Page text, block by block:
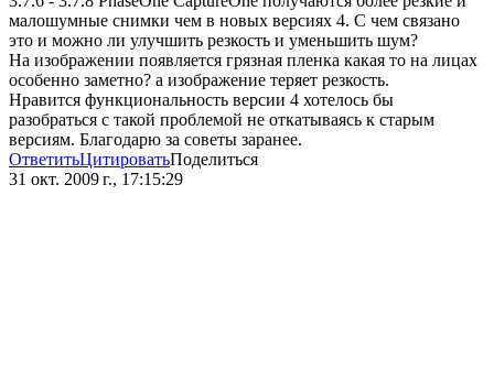
малошумные снимки чем в новых версиях 4. С чем связано
это и можно ли улучшить резкость и уменьшить шум?
На изображении появляется грязная пленка какая то на лицах
особенно заметно? а изображение теряет резкость.
Нравится функциональность версии 4 хотелось бы
разобраться с такой проблемой не откатываясь к старым
версиям. Благодарю за советы заранее.
ОтветитьЦитироватьПоделиться
31 окт. 2009 г., 17:15:29